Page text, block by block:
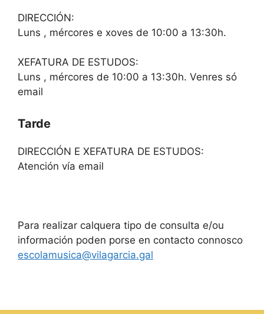
DIRECCIÓN:
Luns , mércores e xoves de 10:00 a 13:30h.
XEFATURA DE ESTUDOS:
Luns , mércores de 10:00 a 13:30h. Venres só
email
Tarde
DIRECCIÓN E XEFATURA DE ESTUDOS:
Atención vía email
Para realizar calquera tipo de consulta e/ou
información poden porse en contacto connosco
escolamusica@vilagarcia.gal